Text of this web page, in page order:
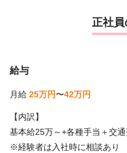
正社
給与
月給 25万円〜42万円
【内訳】
基本給25万～+各種手当＋交
※経験者は入社時に相談あり